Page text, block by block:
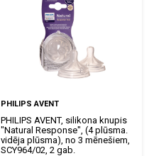
PHILIPS AVENT
PHILIPS AVENT, silikona knupis
"Natural Response", (4 plūsma.
vidēja plūsma), no 3 mēnešiem,
SCY964/02, 2 gab.